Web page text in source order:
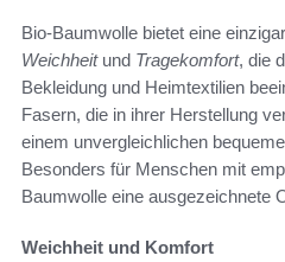
Bio-Baumwolle bietet eine
Weichheitund Tragekomfort, die
Bekleidung und Heimtextilien
Fasern, die in ihrer Herstellung
einem unvergleichlichen
Besonders für Menschen mit
Baumwolle eine ausgezeichnete
Weichheit und Komfort